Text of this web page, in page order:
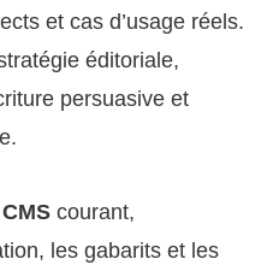
et cas d’usage réels.
éditoriale,
persuasive et
CMS courant,
les gabarits et les